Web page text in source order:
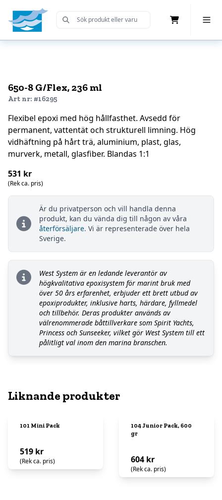
Home Submit Search
650-8 G/Flex, 236 ml
Art nr: #16295
Flexibel epoxi med hög hållfasthet. Avsedd för
permanent, vattentät och strukturell limning. Hög
vidhäftning på hårt trä, aluminium, plast, glas,
murverk, metall, glasfiber. Blandas 1:1
531 kr
(Rek ca. pris)
Är du privatperson och vill handla denna
produkt, kan du vända dig till någon av våra
återförsäljare. Vi är representerade över hela
Sverige.
West System är en ledande leverantör av
högkvalitativa epoxisystem för marint bruk med
över 50 års erfarenhet, erbjuder ett brett utbud av
epoxiprodukter, inklusive harts, härdare, fyllmedel
och tillbehör. Deras produkter används av
välrenommerade båttillverkare som Spirit Yachts,
Princess och Sunseeker, vilket gör West System till ett
pålitligt val inom den marina branschen.
Liknande produkter
101 Mini Pack
519 kr
(Rek ca. pris)
104 Junior Pack, 600
gr
604 kr
(Rek ca. pris)